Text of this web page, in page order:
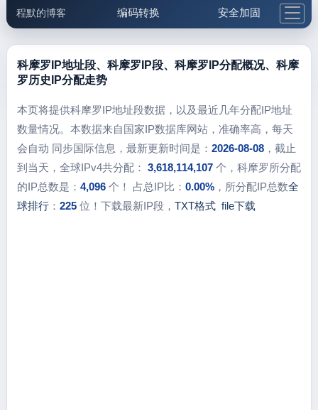
程默的博客 编码转换 安全加固
邮件工具 生活便民 更多工具
科摩罗IP地址段、科摩罗IP段、科摩罗IP分配概况、科摩
罗历史IP分配走势
本页将提供科摩罗IP地址段数据，以及最近几年分配IP地址
数量情况。本数据来自国家IP数据库网站，准确率高，每天
会自动 同步国际信息，最新更新时间是： 2026-08-08，截止
到当天，全球IPv4共分配： 3,618,114,107个，科摩罗所分配
的IP总数是： 4,096个！ 占总IP比： 0.00%，所分配IP总数全
球排行： 225位！下载最新IP段， TXT格式 file下载